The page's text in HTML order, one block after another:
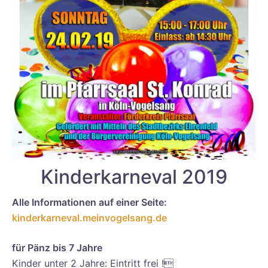
Kinderkarneval 2019
Alle Informationen auf einer Seite:
kinderkarneval.meinvogelsang.de
für Pänz bis 7 Jahre
Kinder unter 2 Jahre: Eintritt frei !